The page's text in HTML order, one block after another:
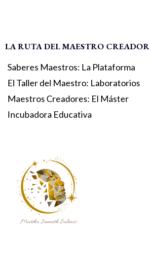
LA RUTA DEL MAESTRO CREADOR
Saberes Maestros: La Plataforma
El Taller del Maestro: Laboratorios
Maestros Creadores: El Máster
Incubadora Educativa